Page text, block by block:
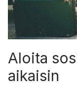
Aloita
aikaisin